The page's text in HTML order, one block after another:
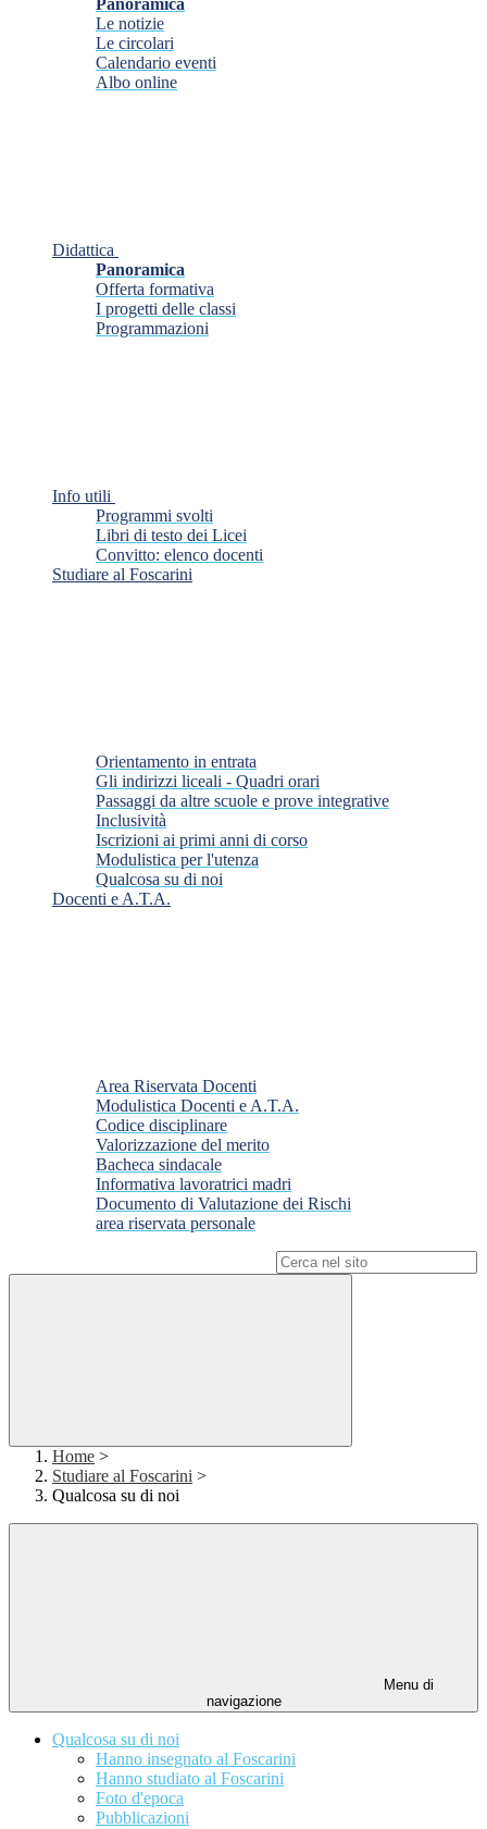
Panoramica
Le notizie
Le circolari
Calendario eventi
Albo online
Didattica
Panoramica
Offerta formativa
I progetti delle classi
Programmazioni
Info utili
Programmi svolti
Libri di testo dei Licei
Convitto: elenco docenti
Studiare al Foscarini
Orientamento in entrata
Gli indirizzi liceali - Quadri orari
Passaggi da altre scuole e prove integrative
Inclusività
Iscrizioni ai primi anni di corso
Modulistica per l'utenza
Qualcosa su di noi
Docenti e A.T.A.
Area Riservata Docenti
Modulistica Docenti e A.T.A.
Codice disciplinare
Valorizzazione del merito
Bacheca sindacale
Informativa lavoratrici madri
Documento di Valutazione dei Rischi
area riservata personale
Home >
Studiare al Foscarini >
Qualcosa su di noi
Menu di
navigazione
Qualcosa su di noi
Hanno insegnato al Foscarini
Hanno studiato al Foscarini
Foto d'epoca
Pubblicazioni